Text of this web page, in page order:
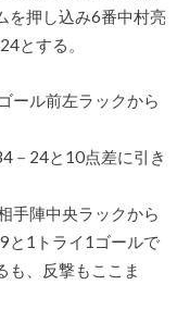
を押し込み6番中村亮
とする。
ール前左ラックから
－24と10点差に引き
手陣中央ラックから
と1トライ1ゴールで
も、反撃もここま